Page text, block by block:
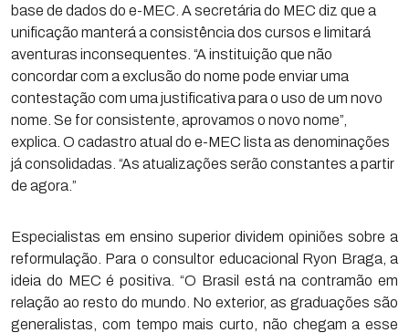
base de dados do e-MEC. A secretária do MEC diz que a
unificação manterá a consistência dos cursos e limitará
aventuras inconsequentes. “A instituição que não
concordar com a exclusão do nome pode enviar uma
contestação com uma justificativa para o uso de um novo
nome. Se for consistente, aprovamos o novo nome”,
explica. O cadastro atual do e-MEC lista as denominações
já consolidadas. “As atualizações serão constantes a partir
de agora.”
Especialistas em ensino superior dividem opiniões sobre a
reformulação. Para o consultor educacional Ryon Braga, a
ideia do MEC é positiva. “O Brasil está na contramão em
relação ao resto do mundo. No exterior, as graduações são
generalistas, com tempo mais curto, não chegam a esse